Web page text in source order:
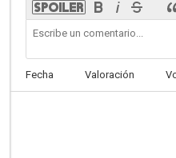
Fecha Valoración